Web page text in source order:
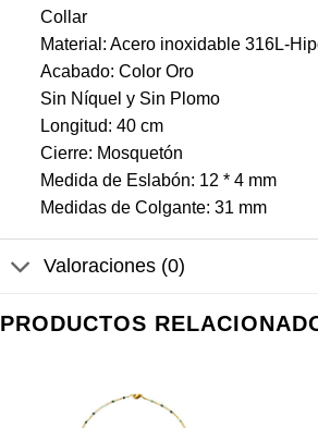
Collar
Material: Acero inoxidable 316L-
Acabado: Color Oro
Sin Níquel y Sin Plomo
Longitud: 40 cm
Cierre: Mosquetón
Medida de Eslabón: 12 * 4 mm
Medidas de Colgante: 31 mm
Valoraciones (0)
PRODUCTOS